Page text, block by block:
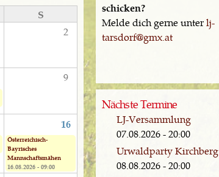
S
2
9
16
Österreichisch-
Bayrisches
Mannschaftsmähen
16.08.2026 - 09:00
schicken?
Melde dich gerne unterlj-
tarsdorf@gmx.at
Nächste Termine
LJ-Versammlung
07.08.2026 - 20:00
Urwaldparty Kirchberg
08.08.2026 - 20:00